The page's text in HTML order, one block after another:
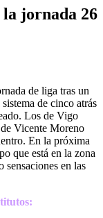
la jornada 26
de liga tras un
de cinco atrás
Los de Vigo
Vicente Moreno
En la próxima
que está en la zona
sensaciones en las